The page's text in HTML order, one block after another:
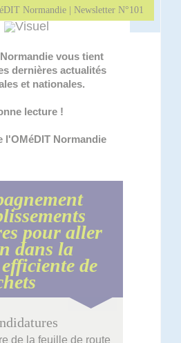
Normandie | Newsletter N°101
vous tient
dernières actualités
et nationales.
lecture !
l'OMéDIT Normandie
pour aller
dans la
de
de la feuille de route